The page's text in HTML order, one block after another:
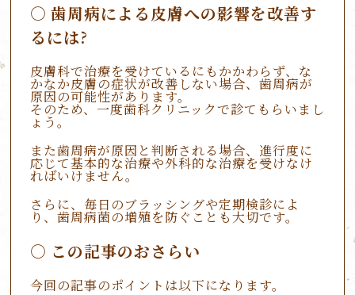
歯周病による皮膚への影響を改善す
るには?
皮膚科で治療を受けているにもかかわらず、な
かなか皮膚の症状が改善しない場合、歯周病が
原因の可能性があります。
そのため、一度歯科クリニックで診てもらいまし
ょう。
また歯周病が原因と判断される場合、進行度に
応じて基本的な治療や外科的な治療を受けなけ
ればいけません。
さらに、毎日のブラッシングや定期検診によ
り、歯周病菌の増殖を防ぐことも大切です。
この記事のおさらい
今回の記事のポイントは以下になります。